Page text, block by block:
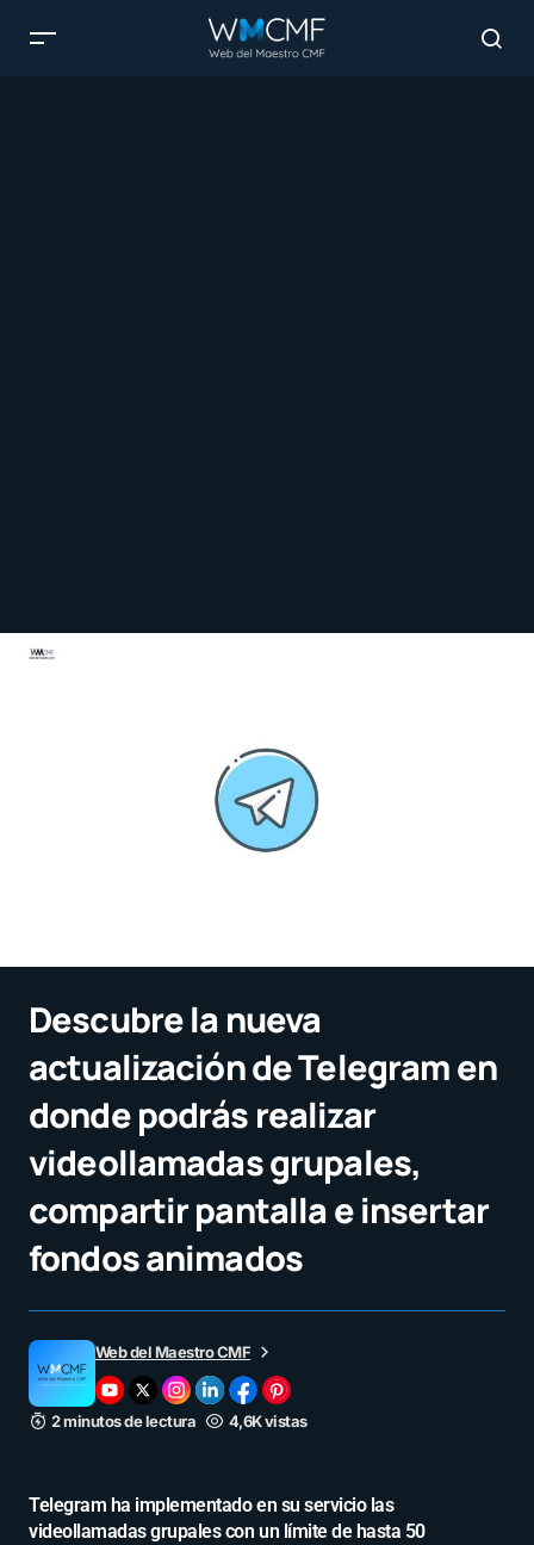
Descubre la nueva
actualización de Telegram en
donde podrás realizar
videollamadas grupales,
compartir pantalla e insertar
fondos animados
Web del Maestro CMF
2 minutos de lectura 4,6K vistas
Telegram ha implementado en su servicio las
videollamadas grupales con un límite de hasta 50